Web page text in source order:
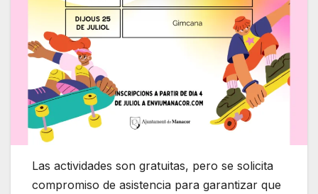
Las actividades son gratuitas, pero se solicita
compromiso de asistencia para garantizar que